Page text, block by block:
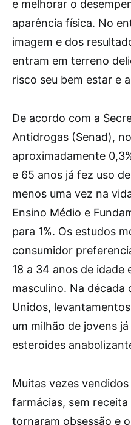
e melhorar o
aparência física. No
imagem e dos
entram em terreno
risco seu bem estar e
De acordo com a
Antidrogas (Senad),
aproximadamente
e 65 anos já fez uso
menos uma vez na
Ensino Médio e
para 1%. Os estudos
consumidor
18 a 34 anos de idade
masculino. Na década
Unidos,
um milhão de jovens
esteroides
Muitas vezes
farmácias, sem
tornaram obsessão e